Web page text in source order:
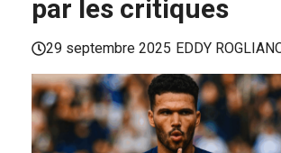
par les critiques
29 septembre 2025 EDDY